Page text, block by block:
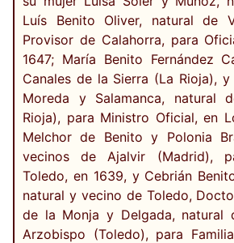
Luís Benito Oliver, natural de
Provisor de Calahorra, para
1647; María Benito Fernández
Canales de la Sierra (La Rioja),
Moreda y Salamanca, natural
Rioja), para Ministro Oficial, en
Melchor de Benito y Polonia
vecinos de Ajalvir (Madrid),
Toledo, en 1639, y Cebrián
natural y vecino de Toledo,
de la Monja y Delgada, natural
Arzobispo (Toledo), para